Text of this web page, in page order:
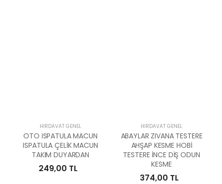
HIRDAVAT GENEL
OTO ISPATULA MACUN
ISPATULA ÇELİK MACUN
TAKIM DUYARDAN
249,00 TL
HIRDAVAT GENEL
ABAYLAR ZIVANA TESTERE
AHŞAP KESME HOBİ
TESTERE İNCE DİŞ ODUN
KESME
374,00 TL